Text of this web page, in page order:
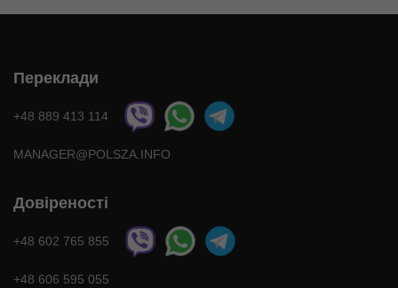
Переклади
+48 889 413 114
MANAGER@POLSZA.INFO
Довіреності
+48 602 765 855
+48 606 595 055